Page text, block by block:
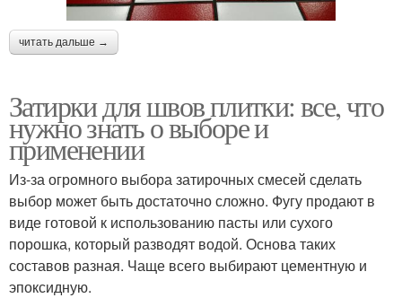
читать дальше →
Затирки для швов плитки: все, что
нужно знать о выборе и
применении
Из-за огромного выбора затирочных смесей сделать
выбор может быть достаточно сложно. Фугу продают в
виде готовой к использованию пасты или сухого
порошка, который разводят водой. Основа таких
составов разная. Чаще всего выбирают цементную и
эпоксидную.